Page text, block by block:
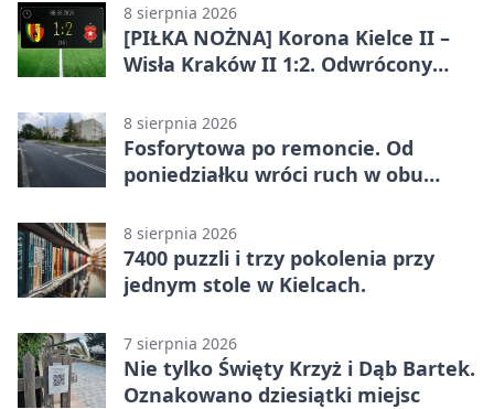
8 sierpnia 2026
[PIŁKA NOŻNA] Korona Kielce II –
Wisła Kraków II 1:2. Odwrócony
(Grupa IV)
8 sierpnia 2026
Fosforytowa po remoncie. Od
poniedziałku wróci ruch w obu
8 sierpnia 2026
7400 puzzli i trzy pokolenia przy
jednym stole w Kielcach.
7 sierpnia 2026
Nie tylko Święty Krzyż i Dąb Bartek.
Oznakowano dziesiątki miejsc